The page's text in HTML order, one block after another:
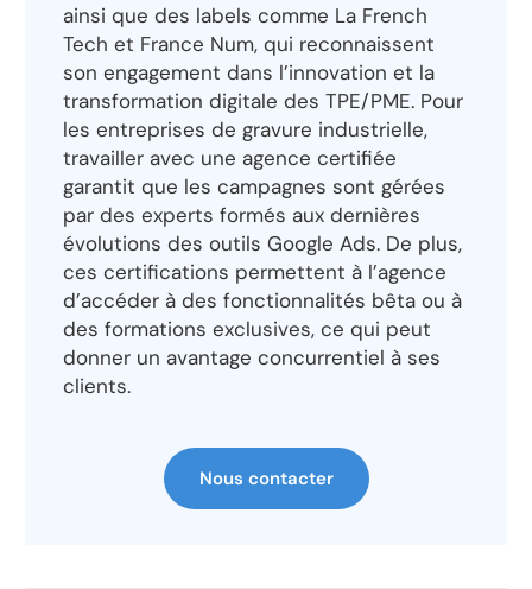
ainsi que des labels comme La French
Tech et France Num, qui reconnaissent
son engagement dans l’innovation et la
transformation digitale des TPE/PME. Pour
les entreprises de gravure industrielle,
travailler avec une agence certifiée
garantit que les campagnes sont gérées
par des experts formés aux dernières
évolutions des outils Google Ads. De plus,
ces certifications permettent à l’agence
d’accéder à des fonctionnalités bêta ou à
des formations exclusives, ce qui peut
donner un avantage concurrentiel à ses
clients.
Nous contacter